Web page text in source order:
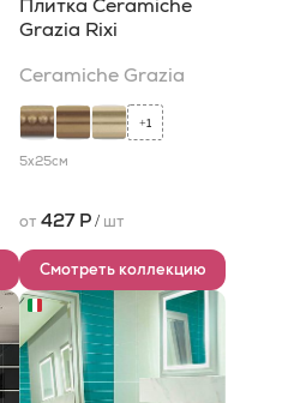
Плитка Ceramiche
Grazia Rixi
Ceramiche Grazia
+1
5x25см
от 427 Р/ шт
Смотреть коллекцию